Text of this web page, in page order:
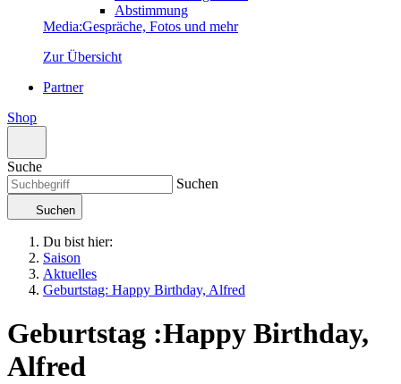
Abstimmung
Media:Gespräche, Fotos und mehr
Zur Übersicht
Partner
Shop
Suche
Suchen
Suchen
Du bist hier:
Saison
Aktuelles
Geburtstag: Happy Birthday, Alfred
Geburtstag :Happy Birthday,
Alfred